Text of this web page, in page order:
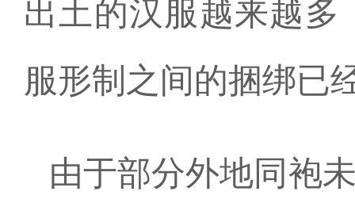
出土的汉服越来越
服形制之间的捆绑已
由于部分外地同袍